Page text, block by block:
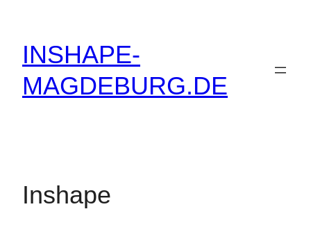
springen
INSHAPE-
MAGDEBURG.DE
Inshape